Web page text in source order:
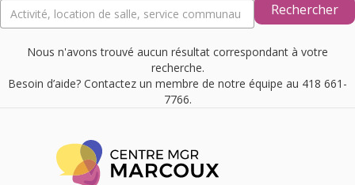
Nous n'avons trouvé aucun résultat correspondant à votre
recherche.
Besoin d’aide? Contactez un membre de notre équipe au 418 661-
7766.